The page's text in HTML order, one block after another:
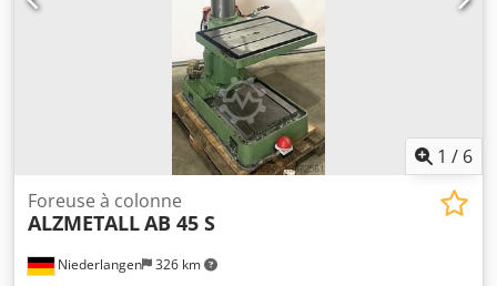
1 / 6
Niederlangen 326 km
Foreuse à colonne
ALZMETALLAB 45 S